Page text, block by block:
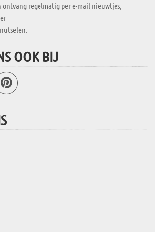
ontvang regelmatig per e-mail nieuwtjes,
OOK BIJ